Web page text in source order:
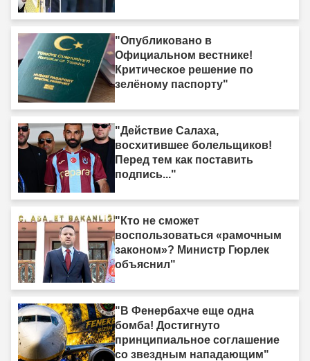
"Опубликовано в
Официальном вестнике!
Критическое решение по
зелёному паспорту"
"Действие Салаха,
восхитившее болельщиков!
Перед тем как поставить
подпись..."
"Кто не сможет
воспользоваться «рамочным
законом»? Министр Гюрлек
объяснил"
"В Фенербахче еще одна
бомба! Достигнуто
принципиальное соглашение
со звездным нападающим"